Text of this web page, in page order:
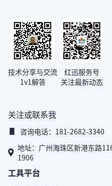
技术分享与交流
1v1解答
红迅服务号
关注最新动态
关注或联系我
咨询电话：181-2682-3340
地址：广州海珠区新港东路
1906
工具平台